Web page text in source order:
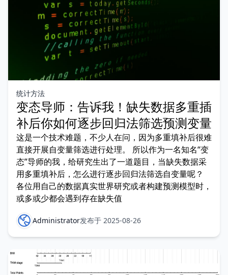
统计方法
变态导师：告诉我！缺失数据多重插
补后你如何逐步回归法筛选预测变量
这是一个技术难题，不少人在问，因为多重填补后很难
直接开展自变量筛选进行处理。 所以作为一名知名“变
态”导师的我，给研究生出了一道题目，当缺失数据采
用多重填补后，怎么进行逐步回归法筛选自变量呢？
各位用自己的数据真实世界研究或者构建预测模型时，
或多或少都会遇到存在缺失值
Administrator发布于 2025-08-26